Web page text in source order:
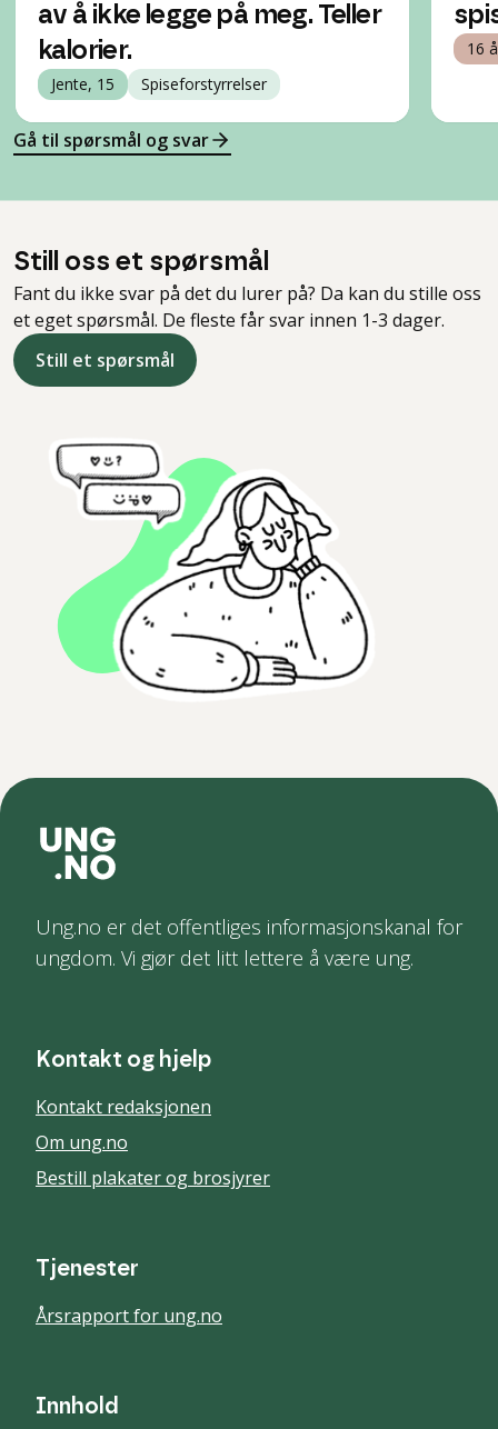
av å ikke legge på meg. Teller
kalorier.
Jente, 15 Spiseforstyrrelser
16
Gå til spørsmål og svar
Still oss et spørsmål
Fant du ikke svar på det du lurer på? Da kan du stille oss
et eget spørsmål. De fleste får svar innen 1-3 dager.
Still et spørsmål
Ung.no er det offentliges informasjonskanal for
ungdom. Vi gjør det litt lettere å være ung.
Kontakt og hjelp
Kontakt redaksjonen
Om ung.no
Bestill plakater og brosjyrer
Tjenester
Årsrapport for ung.no
Innhold